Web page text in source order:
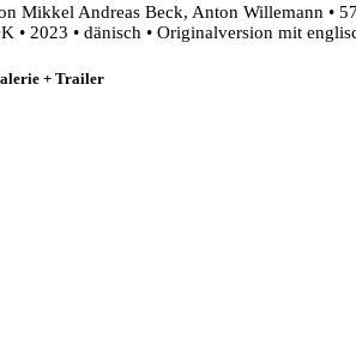
Mikkel Andreas Beck, Anton Willemann •
• 2023 • dänisch • Originalversion mit
+ Trailer